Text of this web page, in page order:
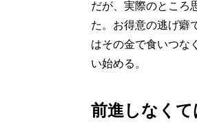
だが、実際のところ
た。お得意の逃げ癖
はその金で食いつな
い始める。
前進しなく